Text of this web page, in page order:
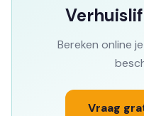
Bereken online
Vraag